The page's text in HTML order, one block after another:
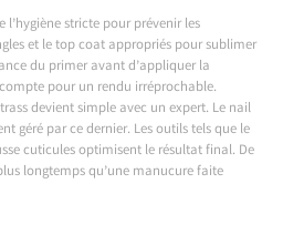
l’hygiène stricte pour prévenir les
et le top coat appropriés pour sublimer
du primer avant d’appliquer la
pour un rendu irréprochable.
devient simple avec un expert. Le nail
géré par ce dernier. Les outils tels que le
cuticules optimisent le résultat final. De
longtemps qu’une manucure faite